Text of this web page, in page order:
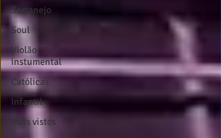
Sertanejo
Soul
Violão
instumental
Católicas
Infantil
Mais vistos